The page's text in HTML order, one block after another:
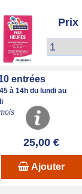
Prix
entrées
à 14h du lundi au
25,00 €
Ajouter